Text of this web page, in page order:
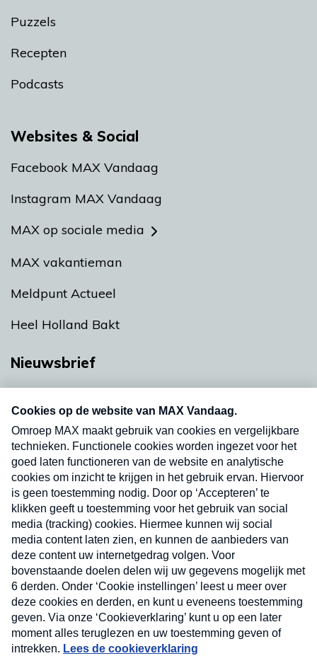
Puzzels
Recepten
Podcasts
Websites & Social
Facebook MAX Vandaag
Instagram MAX Vandaag
MAX op sociale media
MAX vakantieman
Meldpunt Actueel
Heel Holland Bakt
Nieuwsbrief
Neem hier een gratis abonnement op onze
nieuwsbrief. Elke vrijdag- en dinsdagochtend in
uw mailbox.
Verzend
Nieuwsbrief
Neem hier een gratis abonnement op onze
nieuwsbrief. Elke vrijdag- en dinsdagochtend in uw